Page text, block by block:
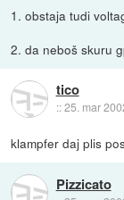
1. obstaja tudi
2. da neboš skuru
tico
::25. mar
klampfer daj plis
Pizzicato